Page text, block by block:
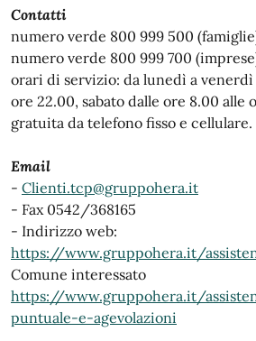
Contatti
numero verde 800 999 500
numero verde 800 999 700
orari di servizio: da lunedì a venerdì
ore 22.00, sabato dalle ore 8.00 alle
gratuita da telefono fisso e cellulare.
Email
- Clienti.tcp@gruppohera.it
- Fax 0542/368165
- Indirizzo web:
https://www.gruppohera.it/
Comune interessato
https://www.gruppohera.it/
puntuale-e-agevolazioni